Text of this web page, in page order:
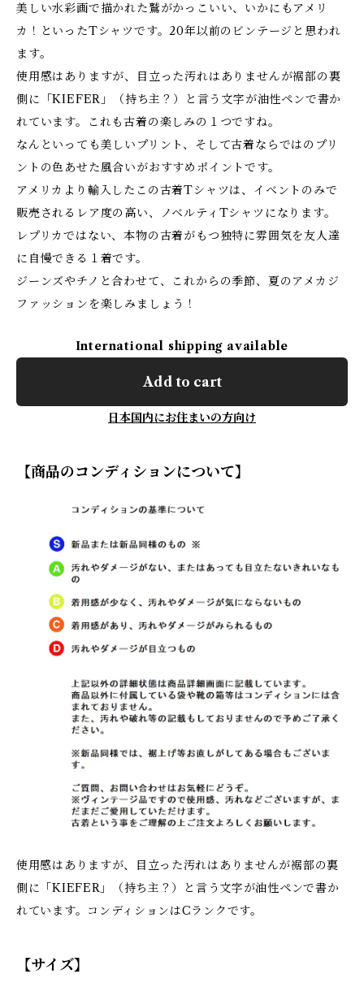
美しい水彩画で描かれた鷲がかっこいい、いかにもアメリ
カ！といったTシャツです。20年以前のビンテージと思われ
ます。
使用感はありますが、目立った汚れはありませんが裾部の裏
側に「KIEFER」（持ち主？）と言う文字が油性ペンで書か
れています。これも古着の楽しみの１つですね。
なんといっても美しいプリント、そして古着ならではのプリ
ントの色あせた風合いがおすすめポイントです。
アメリカより輸入したこの古着Tシャツは、イベントのみで
販売されるレア度の高い、ノベルティTシャツになります。
レプリカではない、本物の古着がもつ独特に雰囲気を友人達
に自慢できる１着です。
ジーンズやチノと合わせて、これからの季節、夏のアメカジ
ファッションを楽しみましょう！
International shipping available
Add to cart
日本国内にお住まいの方向け
【商品のコンディションについて】
使用感はありますが、目立った汚れはありませんが裾部の裏
側に「KIEFER」（持ち主？）と言う文字が油性ペンで書か
れています。コンディションはCランクです。
【サイズ】